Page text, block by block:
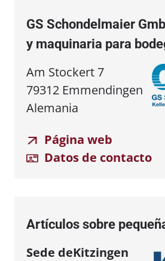
GS Schondelmaier
y maquinaria para
Am Stockert 7
79312 Emmendingen
Alemania
Página web
Datos de contacto
Artículos sobre
Sede deKitzingen